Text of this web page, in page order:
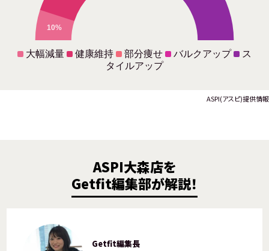
10%
大幅減量 健康維持 部分痩せ バルクアップ
ス
タイルアップ
ASPI(アスピ)提供情報
ASPI大森店を
Getfit編集部が解説！
Getfit編集長